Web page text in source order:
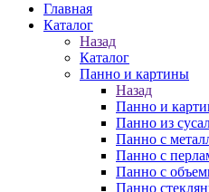
Главная
Каталог
Назад
Каталог
Панно и картины
Назад
Панно и
Панно из
Панно с
Панно с
Панно с
Панно